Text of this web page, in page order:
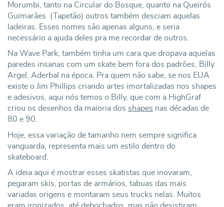
Morumbi, tanto na Circular do Bosque, quanto na Queirós
Guimarães (Tapetão) outros também desciam aquelas
ladeiras. Esses nomes são apenas alguns, e seria
necessário a ajuda deles pra me recordar de outros.
Na Wave Park, também tinha um cara que dropava aquelas
paredes insanas com um skate bem fora dos padrões, Billy
Argel, Aderbal na época. Pra quem não sabe, se nos EUA
existe o Jim Phillips criando artes imortalizadas nos shapes
e adesivos, aqui nós temos o Billy, que com a HighGraf
criou os desenhos da maioria dos shapes nas décadas de
80 e 90.
Hoje, essa variação de tamanho nem sempre significa
vanguarda, representa mais um estilo dentro do
skateboard.
A ideia aqui é mostrar esses skatistas que inovaram,
pegaram skis, portas de armários, tabuas das mais
variadas origens e montaram seus trucks nelas. Muitos